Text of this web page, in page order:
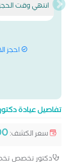
انتهي وقت
احجز
تفاصيل عيادة
سعر الكشف:
دكتور تخصص